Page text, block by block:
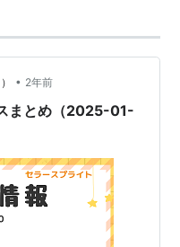
• 2年前
まとめ（2025-01-